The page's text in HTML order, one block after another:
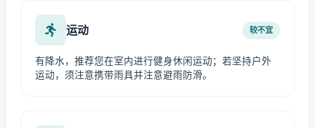
运动 较不宜
有降水，推荐您在室内进行健身休闲运动；若坚持户外
运动，须注意携带雨具并注意避雨防滑。